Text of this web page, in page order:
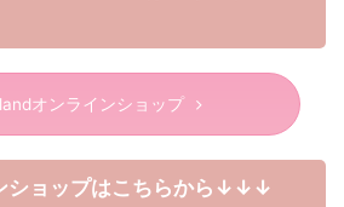
オンラインショップ
ショップはこちらから↓↓↓